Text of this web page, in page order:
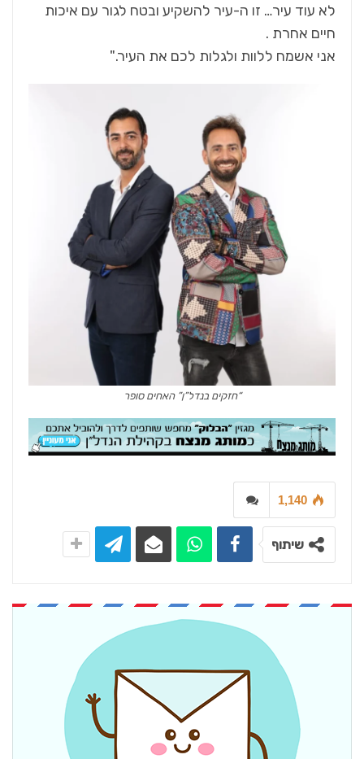
לא עוד עיר… זו ה-עיר להשקיע ובטח לגור עם איכות
חיים אחרת .
אני אשמח ללוות ולגלות לכם את העיר."
“חזקים בנדל”ן” האחים סופר
1,140
שיתוף